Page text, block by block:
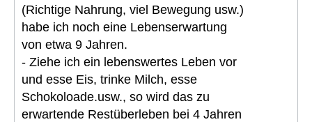
(Richtige Nahrung, viel Bewegung usw.)
habe ich noch eine Lebenserwartung
von etwa 9 Jahren.
- Ziehe ich ein lebenswertes Leben vor
und esse Eis, trinke Milch, esse
Schokoloade.usw., so wird das zu
erwartende Restüberleben bei 4 Jahren